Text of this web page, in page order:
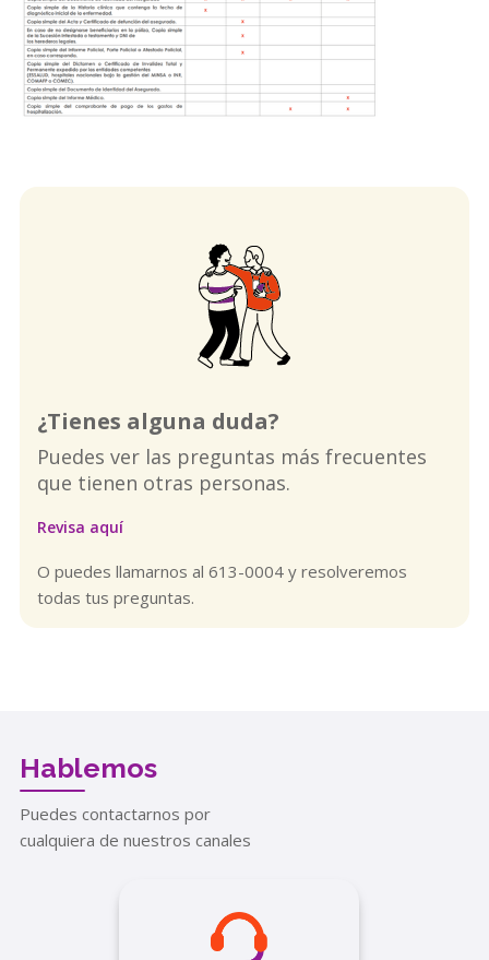
¿Tienes alguna duda?
Puedes ver las preguntas más frecuentes
que tienen otras personas.
Revisa aquí
O puedes llamarnos al 613-0004 y resolveremos
todas tus preguntas.
Hablemos
Puedes contactarnos por
cualquiera de nuestros canales